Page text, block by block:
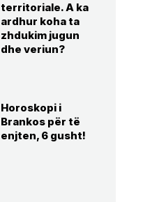
territoriale. A ka
ardhur koha ta
zhdukim jugun
dhe veriun?
Horoskopi i
Brankos për të
enjten, 6 gusht!